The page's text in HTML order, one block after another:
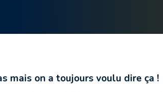
mais on a toujours voulu dire ça !